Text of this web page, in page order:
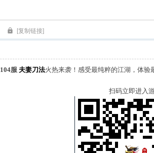
[复制链接]
104服夫妻刀法火热来袭！感受最纯粹的江湖，体
扫码立即进入